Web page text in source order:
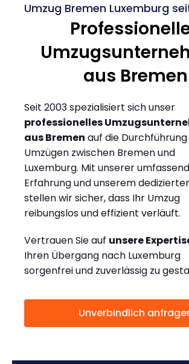
Umzug Bremen Luxemburg
aus Bremen
Seit 2003 spezialisiert sich unser
professionelles
aus Bremen auf die
Umzügen zwischen Bremen und
Luxemburg. Mit unserer
Erfahrung und unserem
stellen wir sicher, dass Ihr Umzug
reibungslos und effizient verläuft.
Vertrauen Sie auf unsere
Ihren Übergang nach Luxemburg
sorgenfrei und zuverlässig zu
Unverbindlich